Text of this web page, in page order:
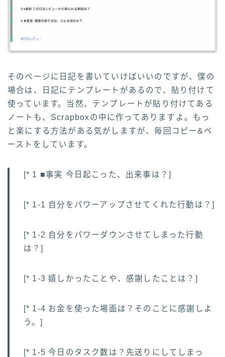
そのページに日記を書いていけばいいのですが、僕の
場合は、日記にテンプレートがあるので、貼り付けて
使っています。当然、テンプレートが貼り付けてある
ノートも、Scrapboxの中に作ってありますよ。もっ
と楽にする方法がある気がしますが、毎回コピー&ペ
ーストをしています。
[* 1 ■事実 今日起こった、出来事は？]
[* 1-1 自分をパワーアップさせてくれた行動は？]
[* 1-2 自分をパワーダウンさせてしまった行動
は？]
[* 1-3 嬉しかったことや、感謝したことは？]
[* 1-4 お金を使った場面は？そのことに感謝しよ
う。]
[* 1-5 今日のタスク数は？先送りにしてしまっ